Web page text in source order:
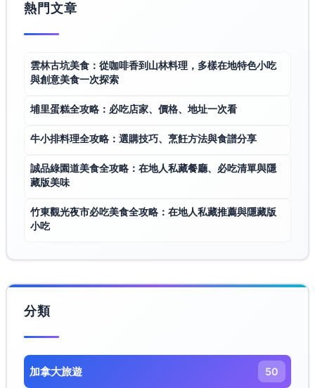
熱門文章
雲林古坑美食：從咖啡香到山林料理，多樣在地特色小吃
與創意美食一次探索
埔里蛋糕全攻略：必吃店家、價格、地址一次看
牛小排料理全攻略：選購技巧、烹飪方法與食譜分享
誠品綠園道美食全攻略：在地人私藏餐廳、必吃清單與隱
藏版美味
竹東觀光夜市必吃美食全攻略：在地人私藏推薦與隱藏版
小吃
分類
加拿大旅遊​ 50